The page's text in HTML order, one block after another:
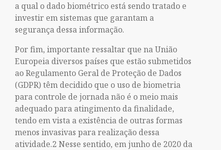
a qual o dado biométrico está sendo tratado e
investir em sistemas que garantam a
segurança dessa informação.
Por fim, importante ressaltar que na União
Europeia diversos países que estão submetidos
ao Regulamento Geral de Proteção de Dados
(GDPR) têm decidido que o uso de biometria
para controle de jornada não é o meio mais
adequado para atingimento da finalidade,
tendo em vista a existência de outras formas
menos invasivas para realização dessa
atividade.2 Nesse sentido, em junho de 2020 da